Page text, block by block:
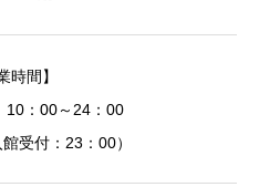
時間】
：00～24：00
付：23：00）